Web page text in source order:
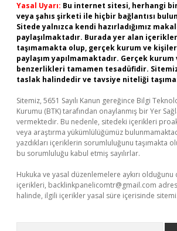
Yasal Uyarı: Bu internet sitesi, herhangi
veya şahıs şirketi ile hiçbir bağlantısı
Sitede yalnızca kendi hazırladığımız
paylaşılmaktadır. Burada yer alan
taşımamakta olup, gerçek kurum ve
paylaşım yapılmamaktadır. Gerçek
benzerlikleri tamamen tesadüfidir.
taslak halindedir ve tavsiye niteliği
Sitemiz, 5651 Sayılı Kanun gereğince Bilgi
Kurumu (BTK) tarafından onaylanmış bir Yer
vermektedir. Bu nedenle, sitedeki içerikleri
veya araştırma yükümlülüğümüz
yazdıkları içeriklerin sorumluluğunu taşımakta
bu sorumluluğu kabul etmiş sayılırlar.
Hukuka ve yasal düzenlemelere aykırı
içerikleri, backlinkpanelicomtr@gmail.com
halinde, ilgili içerikler yasal süre içerisinde